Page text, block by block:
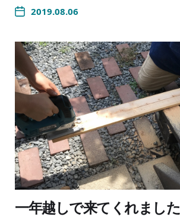
2019.08.06
一年越しで来てくれました